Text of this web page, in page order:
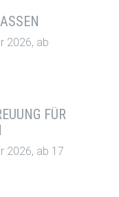
2026, ab
FÜR
2026, ab 17